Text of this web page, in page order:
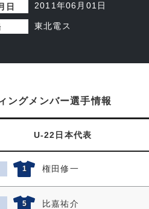
日 2011年06月01日
東北電ス
ングメンバー選手情報
U-22日本代表
1 権田修一
5 比嘉祐介